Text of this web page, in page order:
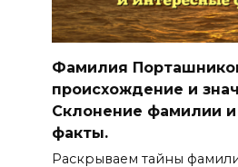
Фамилия
происхождение и
Склонение фамилии
факты.
Раскрываем тайны